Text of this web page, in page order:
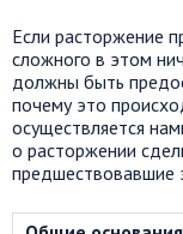
Если расторжение
сложного в этом
должны быть
почему это
осуществляется
о расторжении
предшествовавшие